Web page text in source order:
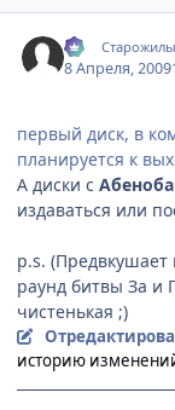
:-) Старожилы
8 Апреля, 2009
первый диск, в
планируется к
А диски с
издаваться или
p.s. (Предвкушает
раунд битвы За и
чистенькая ;)
историю